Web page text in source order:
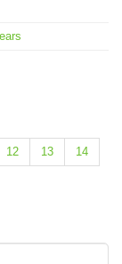
12 13 14